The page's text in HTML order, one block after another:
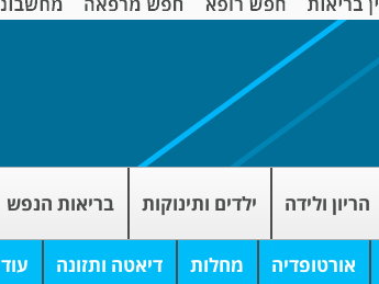
הריון ולידה ילדים ותינוקות בריאות הנפש
אורטופדיה מחלות דיאטה ותזונה עוד